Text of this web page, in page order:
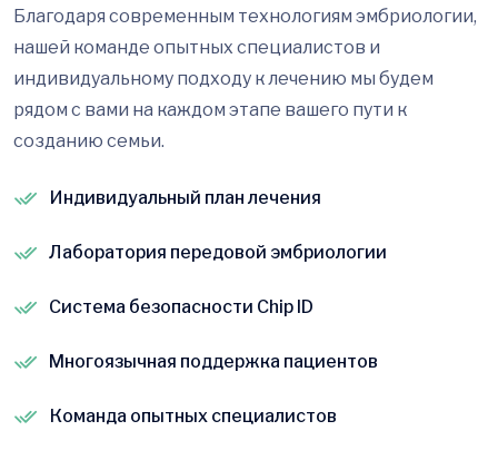
Благодаря современным технологиям эмбриологии,
нашей команде опытных специалистов и
индивидуальному подходу к лечению мы будем
рядом с вами на каждом этапе вашего пути к
созданию семьи.
Индивидуальный план лечения
Лаборатория передовой эмбриологии
Система безопасности Chip ID
Многоязычная поддержка пациентов
Команда опытных специалистов